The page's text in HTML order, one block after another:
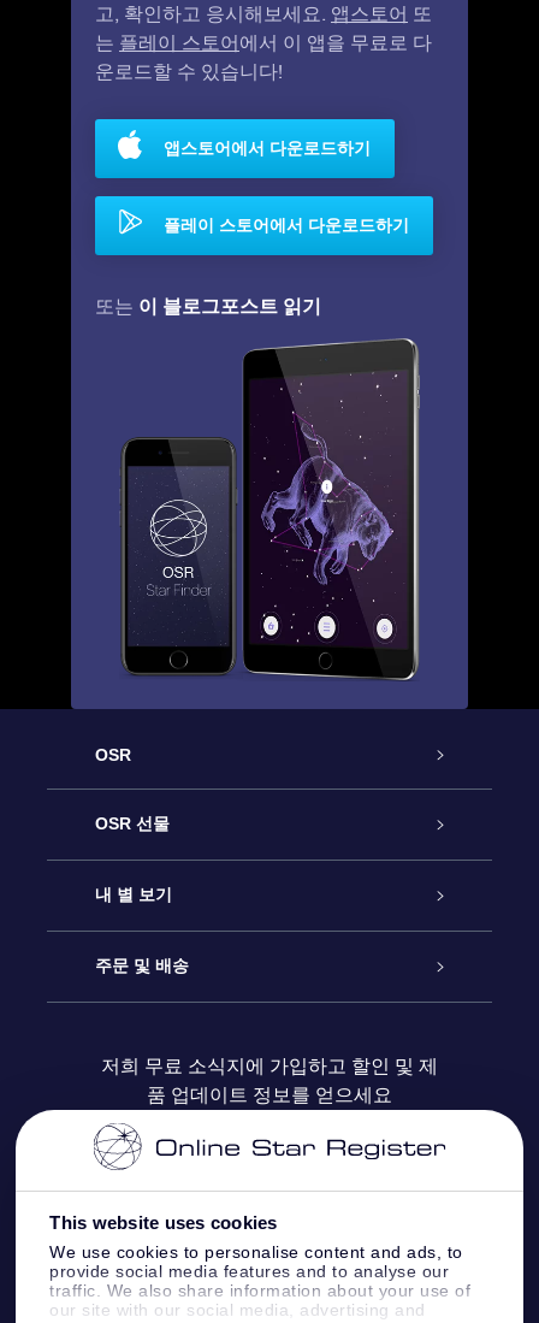
This website uses cookies
We use cookies to personalise content and ads, to
provide social media features and to analyse our
traffic. We also share information about your use of
our site with our social media, advertising and
고, 확인하고 응시해보세요. 앱스토어 또
는 플레이 스토어에서 이 앱을 무료로 다
운로드할 수 있습니다!
앱스토어에서 다운로드하기
플레이 스토어에서 다운로드하기
또는 이 블로그포스트 읽기
OSR
고객 서비스
연락처
블로그
OSR 선물
온라인 별 선물
OSR 선물 팩
OSR 상품권
기업 선물
내 별 보기
Star Register
맞춤 별 페이지
One Million Stars
Fly me to the stars VR 앱
주문 및 배송
결제 정보
배송 정보
환불 정책
별자리
저희 무료 소식지에 가입하고 할인 및 제
품 업데이트 정보를 얻으세요